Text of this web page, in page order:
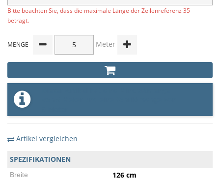
Bitte beachten Sie, dass die maximale Länge der Zeilenreferenz 35
beträgt.
MENGE Meter
Artikel vergleichen
SPEZIFIKATIONEN
Breite 126 cm